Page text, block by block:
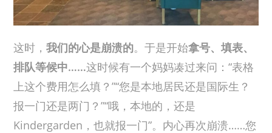
这时，我们的心是崩溃的。于是开始拿号、填表、
排队等候中……这时候有一个妈妈凑过来问：“表格
上这个费用怎么填？”“您是本地居民还是国际生？
报一门还是两门？”“哦，本地的，还是
Kindergarden，也就报一门”。内心再次崩溃……您